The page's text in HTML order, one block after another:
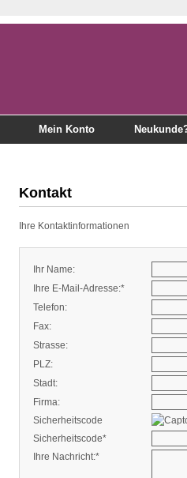
Mein Konto
Kontakt
Ihre Kontaktinformationen
Ihr Name:
Ihre E-Mail-Adresse:*
Telefon:
Fax:
Strasse:
PLZ:
Stadt:
Firma:
Sicherheitscode
Sicherheitscode*
Ihre Nachricht:*